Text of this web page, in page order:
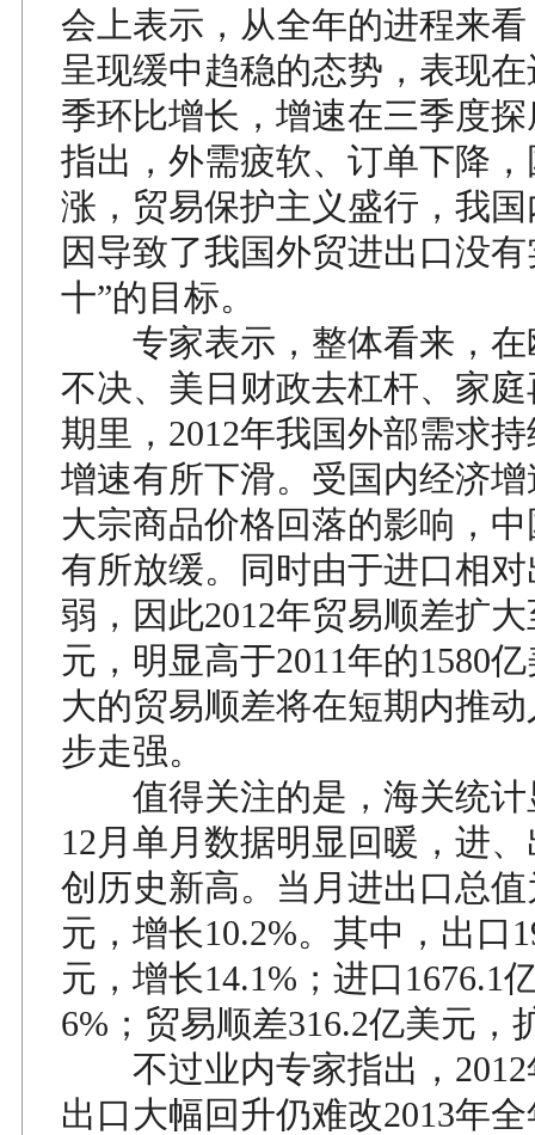
会上表示，从全年的进程来
呈现缓中趋稳的态势，表现
季环比增长，增速在三季度
指出，外需疲软、订单下降
涨，贸易保护主义盛行，我
因导致了我国外贸进出口没
十”的目标。
专家表示，整体看来，在
不决、美日财政去杠杆、家
期里，2012年我国外部需求
增速有所下滑。受国内经济
大宗商品价格回落的影响，
有所放缓。同时由于进口相
弱，因此2012年贸易顺差扩大
元，明显高于2011年的1580
大的贸易顺差将在短期内推
步走强。
值得关注的是，海关统计
12月单月数据明显回暖，进
创历史新高。当月进出口总值
元，增长10.2%。其中，出口
元，增长14.1%；进口1676.1
6%；贸易顺差316.2亿美元，
不过业内专家指出，2012
出口大幅回升仍难改2013年